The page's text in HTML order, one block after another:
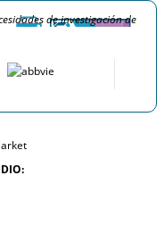
de investigación de